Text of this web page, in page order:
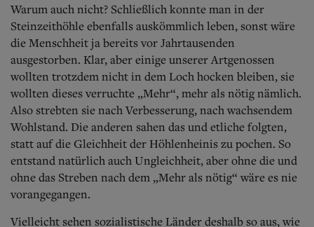
Warum auch nicht? Schließlich konnte man in der
Steinzeithöhle ebenfalls auskömmlich leben, sonst wäre
die Menschheit ja bereits vor Jahrtausenden
ausgestorben. Klar, aber einige unserer Artgenossen
wollten trotzdem nicht in dem Loch hocken bleiben, sie
wollten dieses verruchte „Mehr“, mehr als nötig nämlich.
Also strebten sie nach Verbesserung, nach wachsendem
Wohlstand. Die anderen sahen das und etliche folgten,
statt auf die Gleichheit der Höhlenheinis zu pochen. So
entstand natürlich auch Ungleichheit, aber ohne die und
ohne das Streben nach dem „Mehr als nötig“ wäre es nie
vorangegangen.
Vielleicht sehen sozialistische Länder deshalb so aus, wie